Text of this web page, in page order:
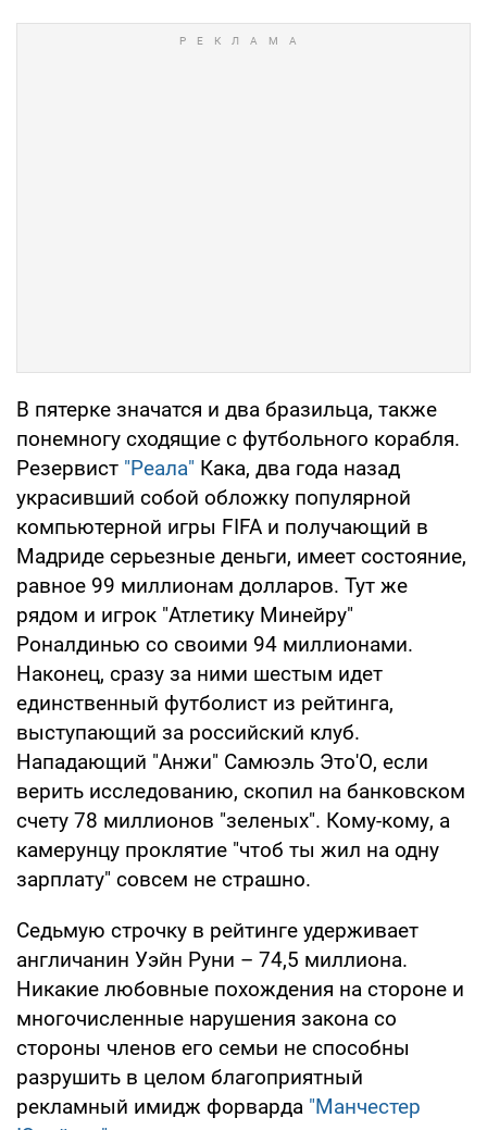
В пятерке значатся и два бразильца, также
понемногу сходящие с футбольного корабля.
Резервист "Реала" Кака, два года назад
украсивший собой обложку популярной
компьютерной игры FIFA и получающий в
Мадриде серьезные деньги, имеет состояние,
равное 99 миллионам долларов. Тут же
рядом и игрок "Атлетику Минейру"
Роналдинью со своими 94 миллионами.
Наконец, сразу за ними шестым идет
единственный футболист из рейтинга,
выступающий за российский клуб.
Нападающий "Анжи" Самюэль Это'О, если
верить исследованию, скопил на банковском
счету 78 миллионов "зеленых". Кому-кому, а
камерунцу проклятие "чтоб ты жил на одну
зарплату" совсем не страшно.
Седьмую строчку в рейтинге удерживает
англичанин Уэйн Руни – 74,5 миллиона.
Никакие любовные похождения на стороне и
многочисленные нарушения закона со
стороны членов его семьи не способны
разрушить в целом благоприятный
рекламный имидж форварда "Манчестер